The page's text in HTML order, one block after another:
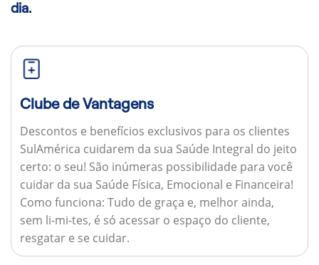
dia.
Clube de Vantagens
Descontos e benefícios exclusivos para os clientes
SulAmérica cuidarem da sua Saúde Integral do jeito
certo: o seu! São inúmeras possibilidade para você
cuidar da sua Saúde Física, Emocional e Financeira!
Como funciona: Tudo de graça e, melhor ainda,
sem li-mi-tes, é só acessar o espaço do cliente,
resgatar e se cuidar.